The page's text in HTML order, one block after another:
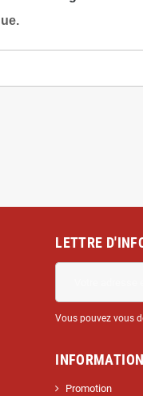
LETTRE
Vous pouvez vous
INFORMATION
Promotion